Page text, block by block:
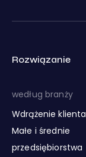
Rozwiązanie
według branży
Wdrążenie klienta
Małe i średnie
przedsiębiorstwa